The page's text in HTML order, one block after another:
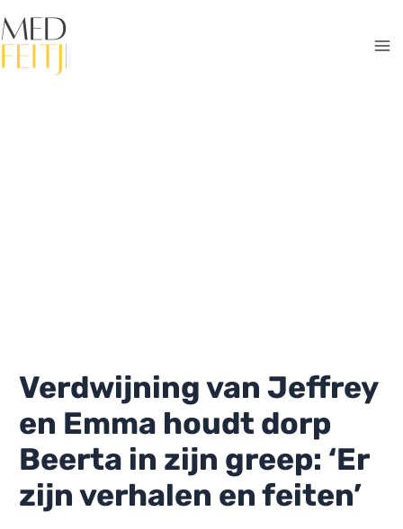
naar
de
Verdwijning van Jeffrey
en Emma houdt dorp
Beerta in zijn greep: ‘Er
zijn verhalen en feiten’